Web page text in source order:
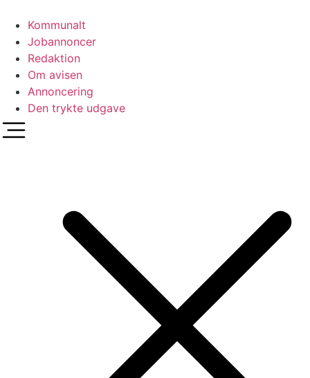
indhold
Kommunalt
Jobannoncer
Redaktion
Om avisen
Annoncering
Den trykte udgave